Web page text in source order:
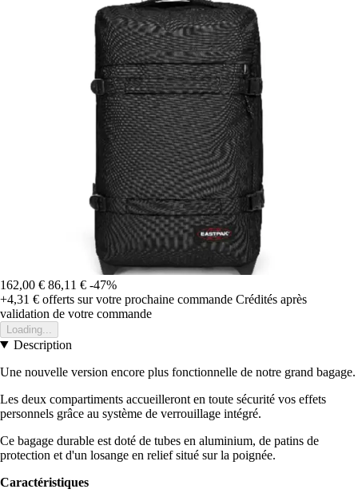
162,00 € 86,11 € -47%
+4,31 € offerts sur votre prochaine commande Crédités après
validation de votre commande
Loading...
Description
Une nouvelle version encore plus fonctionnelle de notre grand bagage.
Les deux compartiments accueilleront en toute sécurité vos effets
personnels grâce au système de verrouillage intégré.
Ce bagage durable est doté de tubes en aluminium, de patins de
protection et d'un losange en relief situé sur la poignée.
Caractéristiques